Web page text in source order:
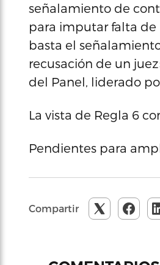
señalamiento de
para imputar falta de
basta el
recusación de un
del Panel, liderado
La vista de Regla 6
Pendientes para
Compartir